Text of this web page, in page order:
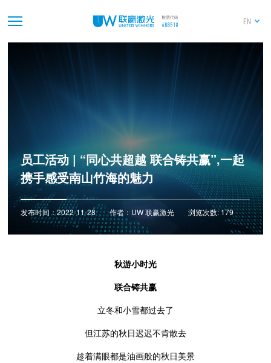
EN
员工活动 | “同心共超越 联合铸共赢”,一起
携手感受南山竹海的魅力
发布时间：2022-11-28 作者：UW 联赢激光 浏览次数: 179
秋游小时光
联合铸共赢
立冬和小雪都过去了
但江苏的秋日迟迟不肯散去
趁着满眼都是油画般的秋日美景